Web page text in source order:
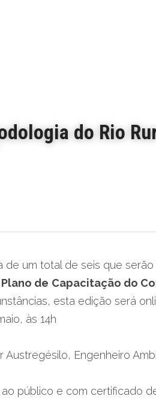
do Rio
de um total de seis que
Plano de Capacitação do
esta edição será
às 14h
Austregésilo, Engenheiro
público e com certificado